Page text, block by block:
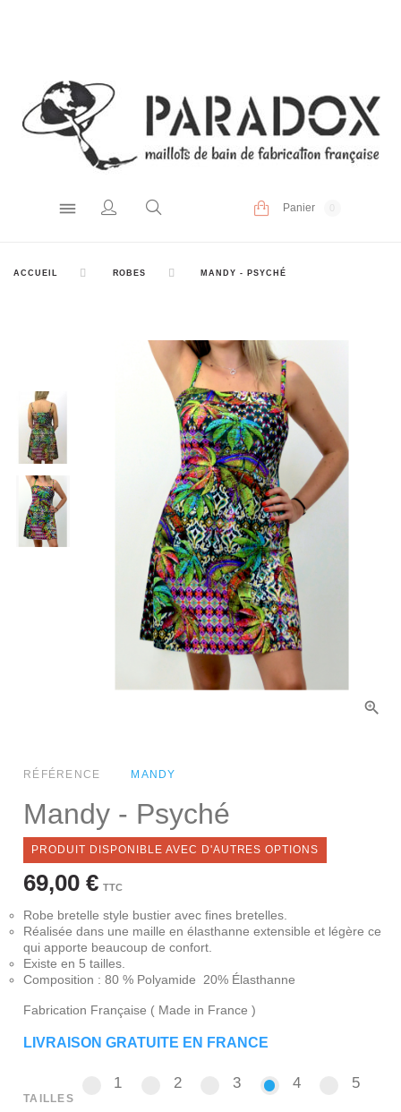
Panier
ACCUEIL ROBES MANDY - PSYCHÉ
RÉFÉRENCE MANDY
Mandy - Psyché
PRODUIT DISPONIBLE AVEC D'AUTRES OPTIONS
69,00 € TTC
Robe bretelle style bustier avec fines bretelles.
Réalisée dans une maille en élasthanne extensible et légère ce
qui apporte beaucoup de confort.
Existe en 5 tailles.
Composition : 80 % Polyamide 20% Élasthanne
Fabrication Française ( Made in France )
LIVRAISON GRATUITE EN FRANCE
TAILLES
1 22 33 44 55